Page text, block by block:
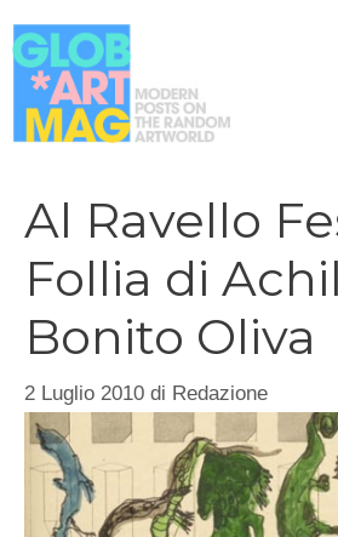
al
contenuto
Al Ravello
Follia di
Bonito Oliva
2 Luglio 2010 di Redazione